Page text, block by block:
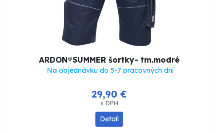
ARDON®SUMMER šortky- tm.modré
Na objednávku do 5-7 pracovných dní
29,90 €
s DPH
Detail